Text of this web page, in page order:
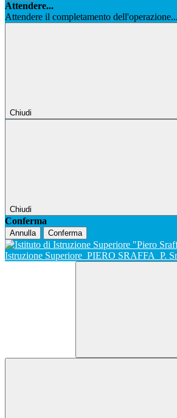
Attendere...
Attendere il completamento dell'operazione...
Chiudi
Chiudi
Conferma
Annulla Conferma
Istruzione Superiore PIERO SRAFFA P.